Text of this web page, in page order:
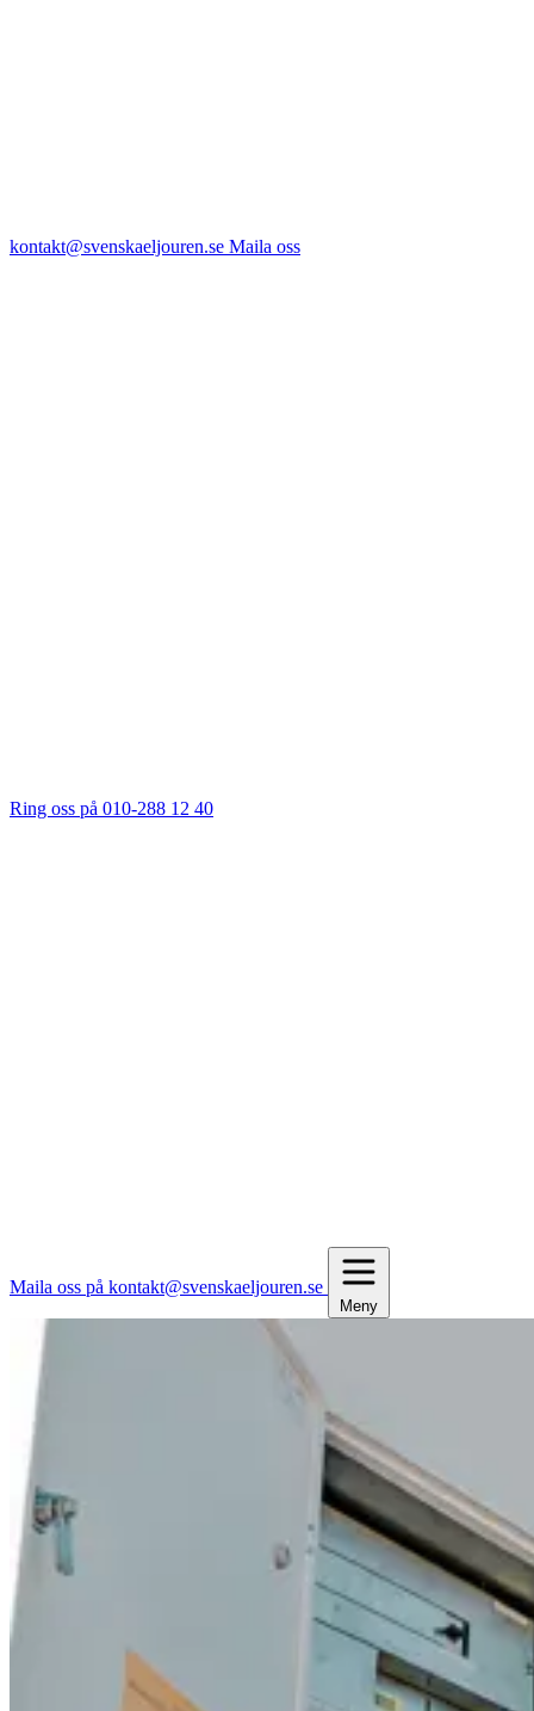
kontakt@svenskaeljouren.se Maila oss
Ring oss på 010-288 12 40
Maila oss på kontakt@svenskaeljouren.se
Meny